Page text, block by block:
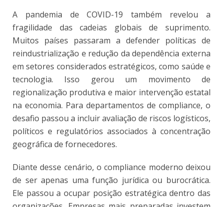
A pandemia de COVID-19 também revelou a
fragilidade das cadeias globais de suprimento.
Muitos países passaram a defender políticas de
reindustrialização e redução da dependência externa
em setores considerados estratégicos, como saúde e
tecnologia. Isso gerou um movimento de
regionalização produtiva e maior intervenção estatal
na economia. Para departamentos de compliance, o
desafio passou a incluir avaliação de riscos logísticos,
políticos e regulatórios associados à concentração
geográfica de fornecedores.
Diante desse cenário, o compliance moderno deixou
de ser apenas uma função jurídica ou burocrática.
Ele passou a ocupar posição estratégica dentro das